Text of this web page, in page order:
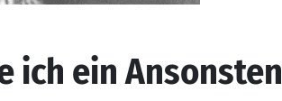
ich ein Ansonsten